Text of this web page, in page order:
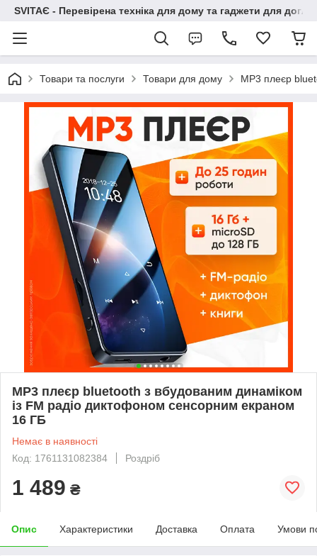
SVITAЄ - Перевірена техніка для дому та гаджети для
Товари та послуги Товари для дому MP3 плеєр
MP3 плеєр bluetooth з вбудованим динаміком
із FM радіо диктофоном сенсорним екраном
16 ГБ
Немає в наявності
Код: 1761131082384
Роздріб
1 489 ₴
Опис Характеристики Доставка Оплата Умови